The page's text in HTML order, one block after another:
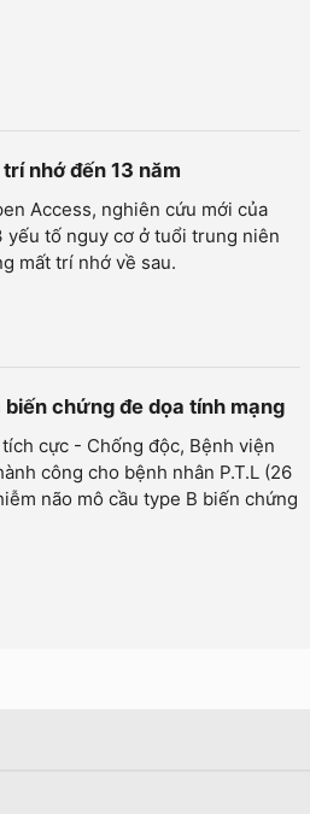
nhớ đến 13 năm
Access, nghiên cứu mới của
yếu tố nguy cơ ở tuổi trung niên
mất trí nhớ về sau.
chứng đe dọa tính mạng
cực - Chống độc, Bệnh viện
công cho bệnh nhân P.T.L (26
não mô cầu type B biến chứng